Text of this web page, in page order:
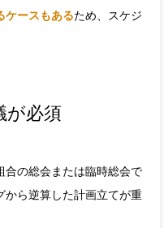
ケースもあるため、スケジ
が必須
合の総会または臨時総会で
から逆算した計画立てが重